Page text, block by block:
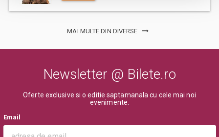
MAI MULTE DIN DIVERSE
Newsletter @ Bilete.ro
Oferte exclusive si o editie saptamanala cu cele mai noi
evenimente.
Email